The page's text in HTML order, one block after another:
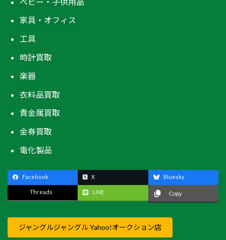
家具・オフィス
工具
時計買取
楽器
衣料品買取
貴金属買取
金券買取
電化製品
Facebook X Bluesky
Threads LINE Copy
ジャングルジャングル Yahoo!オークション店